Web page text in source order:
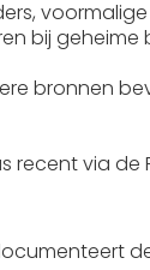
bij geheime
bronnen
recent via